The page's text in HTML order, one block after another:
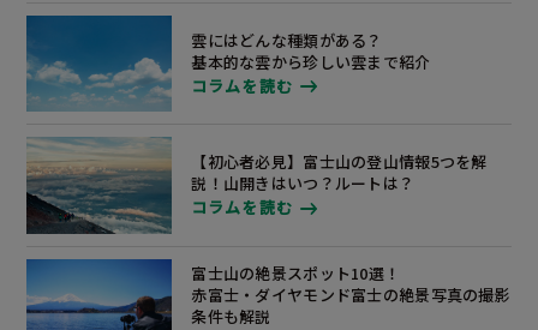
雲にはどんな種類がある？
基本的な雲から珍しい雲まで紹介
コラムを読む
【初心者必見】富士山の登山情報5つを解
説！ 山開きはいつ？ルートは？
コラムを読む
富士山の絶景スポット10選！
赤富士・ダイヤモンド富士の絶景写真の撮影
条件も解説